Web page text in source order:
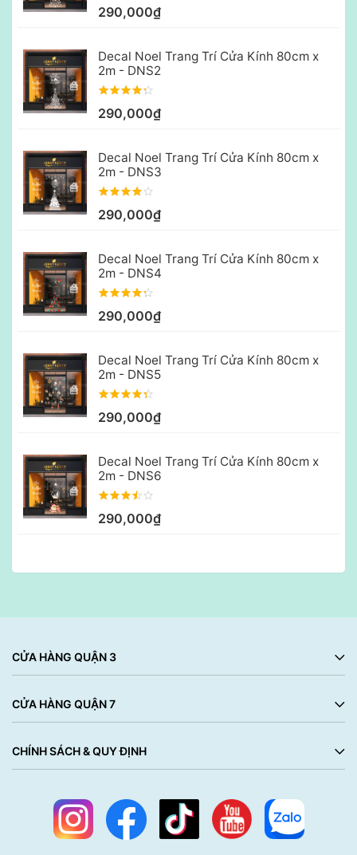
290,000₫
Decal Noel Trang Trí Cửa Kính 80cm x
2m - DNS2
290,000₫
Decal Noel Trang Trí Cửa Kính 80cm x
2m - DNS3
290,000₫
Decal Noel Trang Trí Cửa Kính 80cm x
2m - DNS4
290,000₫
Decal Noel Trang Trí Cửa Kính 80cm x
2m - DNS5
290,000₫
Decal Noel Trang Trí Cửa Kính 80cm x
2m - DNS6
290,000₫
CỬA HÀNG QUẬN 3
CỬA HÀNG QUẬN 7
CHÍNH SÁCH & QUY ĐỊNH